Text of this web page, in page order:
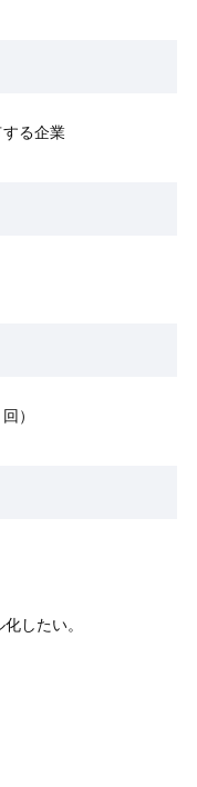
る企業
）
したい。